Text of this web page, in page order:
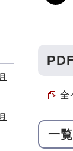
全
一覧